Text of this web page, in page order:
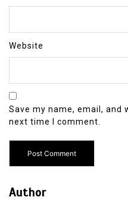
Website
Save my name, email,
next time I comment.
Author